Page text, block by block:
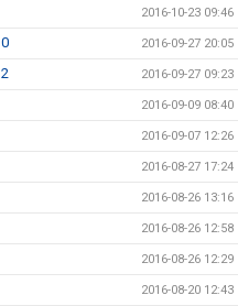
2016-10-23 09:46
2016-09-27 20:05
2016-09-27 09:23
2016-09-09 08:40
2016-09-07 12:26
2016-08-27 17:24
2016-08-26 13:16
2016-08-26 12:58
2016-08-26 12:29
2016-08-20 12:43